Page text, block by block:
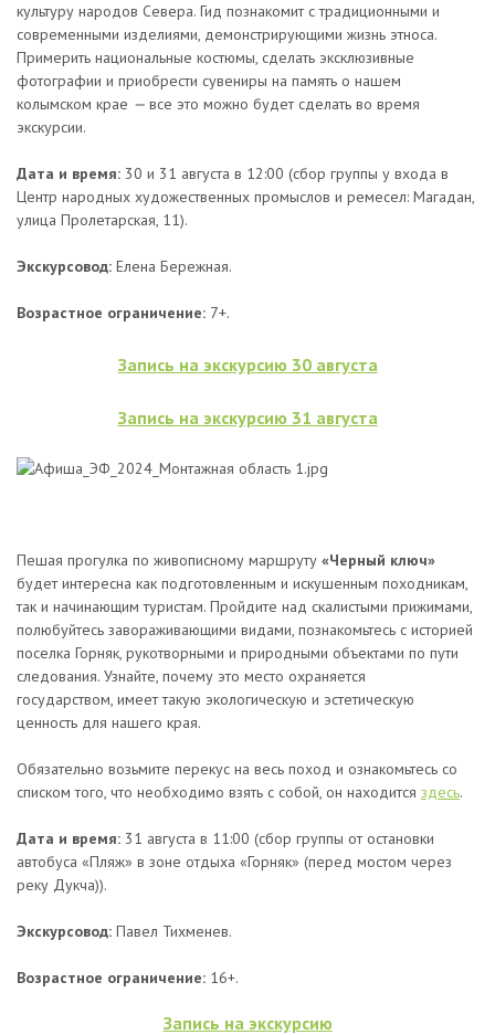
культуру народов Севера. Гид познакомит с традиционными и
современными изделиями, демонстрирующими жизнь этноса.
Примерить национальные костюмы, сделать эксклюзивные
фотографии и приобрести сувениры на память о нашем
колымском крае — все это можно будет сделать во время
экскурсии.
Дата и время: 30 и 31 августа в 12:00 (сбор группы у входа в
Центр народных художественных промыслов и ремесел: Магадан,
улица Пролетарская, 11).
Экскурсовод: Елена Бережная.
Возрастное ограничение: 7+.
Запись на экскурсию 30 августа
Запись на экскурсию 31 августа
Пешая прогулка по живописному маршруту «Черный ключ»
будет интересна как подготовленным и искушенным походникам,
так и начинающим туристам. Пройдите над скалистыми прижимами,
полюбуйтесь завораживающими видами, познакомьтесь с историей
поселка Горняк, рукотворными и природными объектами по пути
следования. Узнайте, почему это место охраняется
государством, имеет такую экологическую и эстетическую
ценность для нашего края.
Обязательно возьмите перекус на весь поход и ознакомьтесь со
списком того, что необходимо взять с собой, он находится здесь.
Дата и время: 31 августа в 11:00 (сбор группы от остановки
автобуса «Пляж» в зоне отдыха «Горняк» (перед мостом через
реку Дукча)).
Экскурсовод: Павел Тихменев.
Возрастное ограничение: 16+.
Запись на экскурсию